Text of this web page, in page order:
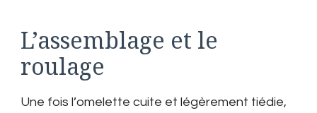
L’assemblage et le
roulage
Une fois l’omelette cuite et légèrement tiédie,